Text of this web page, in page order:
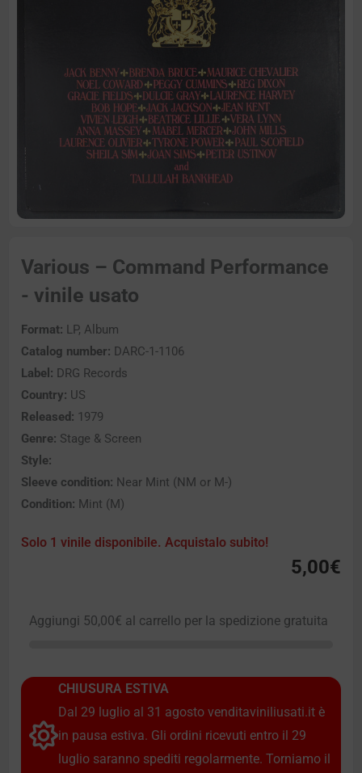
Various – Command Performance
- vinile usato
Format: LP, Album
Catalog number: DARC-1-1106
Label: DRG Records
Country: US
Released: 1979
Genre: Stage & Screen
Style:
Sleeve condition: Near Mint (NM or M-)
Condition: Mint (M)
Solo 1 vinile disponibile. Acquistalo subito!
5,00€
Aggiungi 50,00€ al carrello per la spedizione gratuita
CHIUSURA ESTIVA
Dal 29 luglio al 31 agosto venditaviniliusati.it è
in pausa estiva. Gli ordini ricevuti entro il 29
luglio saranno spediti regolarmente. Torniamo il